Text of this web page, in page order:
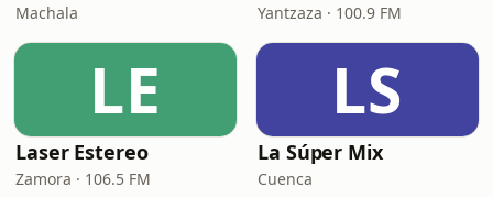
Machala Yantzaza · 100.9 FM
LE
Laser Estereo
Zamora · 106.5 FM
LS
La Súper Mix
Cuenca